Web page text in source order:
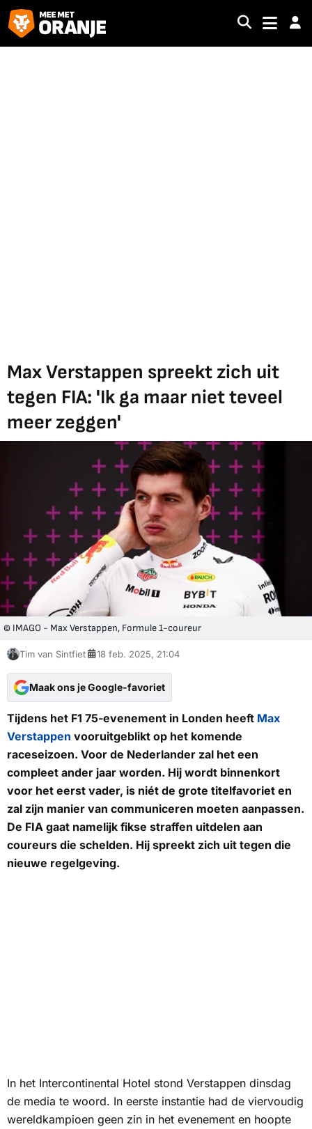
Max Verstappen spreekt zich uit
tegen FIA: 'Ik ga maar niet teveel
meer zeggen'
© IMAGO - Max Verstappen, Formule 1-coureur
Tim van Sintfiet 18 feb. 2025, 21:04
Maak ons je Google-favoriet
Tijdens het F1 75-evenement in Londen heeft Max
Verstappen vooruitgeblikt op het komende
raceseizoen. Voor de Nederlander zal het een
compleet ander jaar worden. Hij wordt binnenkort
voor het eerst vader, is niét de grote titelfavoriet en
zal zijn manier van communiceren moeten aanpassen.
De FIA gaat namelijk fikse straffen uitdelen aan
coureurs die schelden. Hij spreekt zich uit tegen die
nieuwe regelgeving.
In het Intercontinental Hotel stond Verstappen dinsdag
de media te woord. In eerste instantie had de viervoudig
wereldkampioen geen zin in het evenement en hoopte